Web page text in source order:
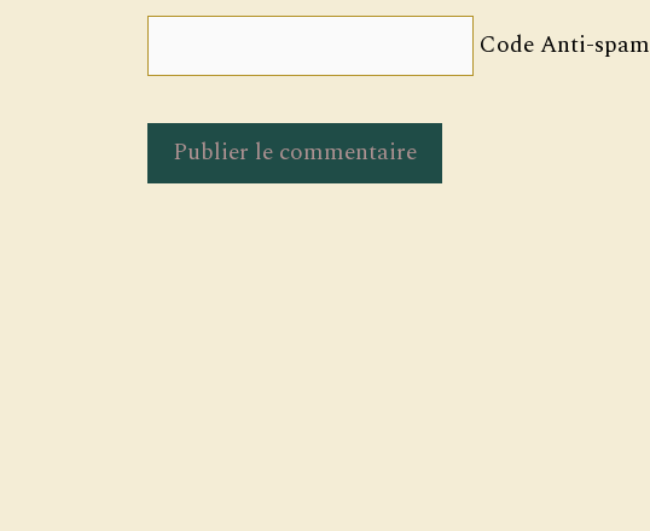
Code Anti-spam